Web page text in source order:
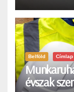
Belföld Címlap
évszak